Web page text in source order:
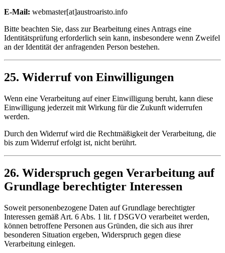
E-Mail: webmaster[at]austroaristo.info
Bitte beachten Sie, dass zur Bearbeitung eines Antrags eine
Identitätsprüfung erforderlich sein kann, insbesondere wenn Zweifel
an der Identität der anfragenden Person bestehen.
25. Widerruf von Einwilligungen
Wenn eine Verarbeitung auf einer Einwilligung beruht, kann diese
Einwilligung jederzeit mit Wirkung für die Zukunft widerrufen
werden.
Durch den Widerruf wird die Rechtmäßigkeit der Verarbeitung, die
bis zum Widerruf erfolgt ist, nicht berührt.
26. Widerspruch gegen Verarbeitung auf
Grundlage berechtigter Interessen
Soweit personenbezogene Daten auf Grundlage berechtigter
Interessen gemäß Art. 6 Abs. 1 lit. f DSGVO verarbeitet werden,
können betroffene Personen aus Gründen, die sich aus ihrer
besonderen Situation ergeben, Widerspruch gegen diese
Verarbeitung einlegen.